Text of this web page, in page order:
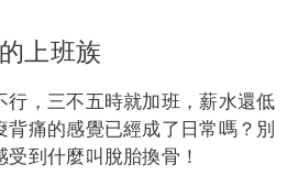
上班族
行，三不五時就加班，薪水還低
痛的感覺已經成了日常嗎？別
到什麼叫脫胎換骨！